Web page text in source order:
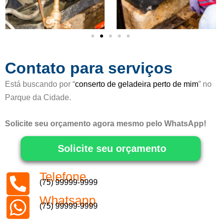
5
d
Contato para serviços
Está buscando por “conserto de geladeira perto de mim” no
Parque da Cidade.
Solicite seu orçamento agora mesmo pelo WhatsApp!
Solicite seu orçamento
Telefone
(75) 99999-9999
Whatsapp
(75) 99999-9999